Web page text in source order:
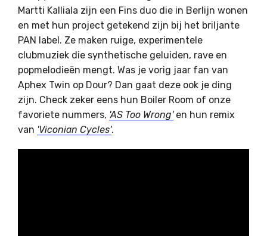
Martti Kalliala zijn een Fins duo die in Berlijn wonen
en met hun project getekend zijn bij het briljante
PAN label. Ze maken ruige, experimentele
clubmuziek die synthetische geluiden, rave en
popmelodieën mengt. Was je vorig jaar fan van
Aphex Twin op Dour? Dan gaat deze ook je ding
zijn. Check zeker eens hun Boiler Room of onze
favoriete nummers, 'AS Too Wrong'en hun remix
van 'Viconian Cycles'.